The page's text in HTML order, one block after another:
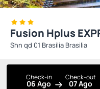
Fusion Hplus
Shn qd 01 Brasília Brasilia
Check-in
06 Ago
Check-out
07 Ago